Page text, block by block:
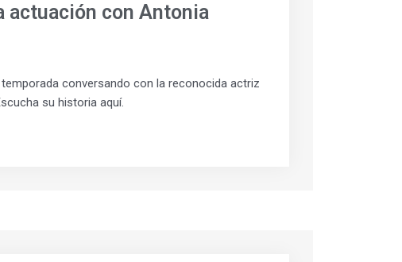
actuación con Antonia
conversando con la reconocida actriz
su historia aquí.